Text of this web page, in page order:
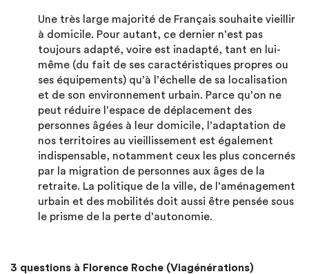
Une très large majorité de Français souhaite vieillir
à domicile. Pour autant, ce dernier n’est pas
toujours adapté, voire est inadapté, tant en lui-
même (du fait de ses caractéristiques propres ou
ses équipements) qu’à l’échelle de sa localisation
et de son environnement urbain. Parce qu’on ne
peut réduire l’espace de déplacement des
personnes âgées à leur domicile, l’adaptation de
nos territoires au vieillissement est également
indispensable, notamment ceux les plus concernés
par la migration de personnes aux âges de la
retraite. La politique de la ville, de l’aménagement
urbain et des mobilités doit aussi être pensée sous
le prisme de la perte d’autonomie.
3 questions à Florence Roche (Viagénérations)